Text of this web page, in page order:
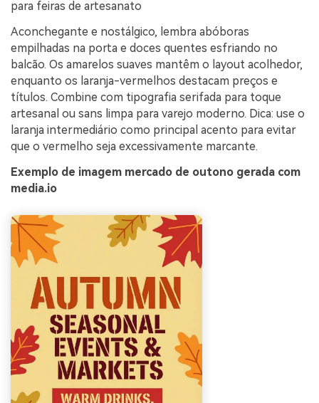
para feiras de artesanato
Aconchegante e nostálgico, lembra abóboras
empilhadas na porta e doces quentes esfriando no
balcão. Os amarelos suaves mantêm o layout acolhedor,
enquanto os laranja-vermelhos destacam preços e
títulos. Combine com tipografia serifada para toque
artesanal ou sans limpa para varejo moderno. Dica: use o
laranja intermediário como principal acento para evitar
que o vermelho seja excessivamente marcante.
Exemplo de imagem mercado de outono gerada com
media.io